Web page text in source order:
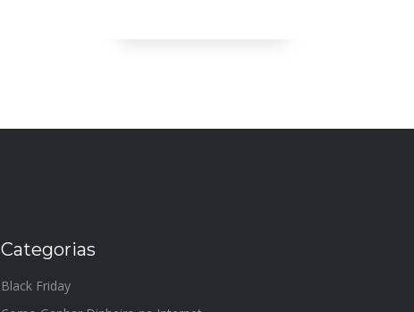
Categorias
Black Friday